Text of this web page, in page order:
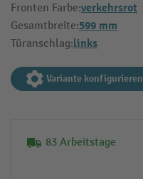
Fronten Farbe:verkehrsrot
Gesamtbreite:599 mm
Türanschlag:links
Variante konfigurieren
83 Arbeitstage